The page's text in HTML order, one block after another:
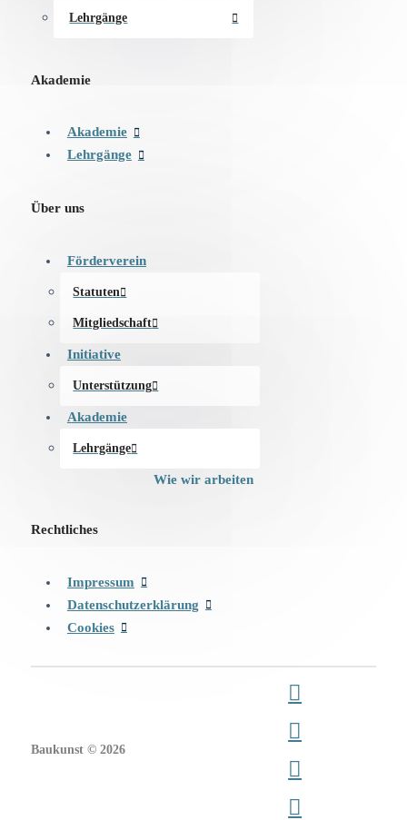
Lehrgänge
Akademie
Akademie
Lehrgänge
Über uns
Förderverein
Statuten
Mitgliedschaft
Initiative
Unterstützung
Akademie
Lehrgänge
Wie wir arbeiten
Rechtliches
Impressum
Datenschutzerklärung
Cookies
Baukunst © 2026